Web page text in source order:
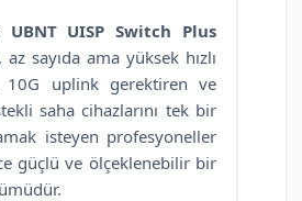
UBNT UISP Switch Plus
, az sayıda ama yüksek hızlı
10G uplink gerektiren ve
saha cihazlarını tek bir
isteyen profesyoneller
güçlü ve ölçeklenebilir bir